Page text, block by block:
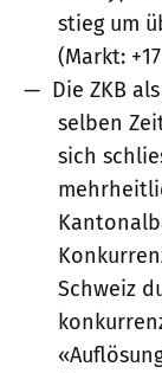
stieg um
(Markt:
Die ZKB
selben
sich
Schweiz